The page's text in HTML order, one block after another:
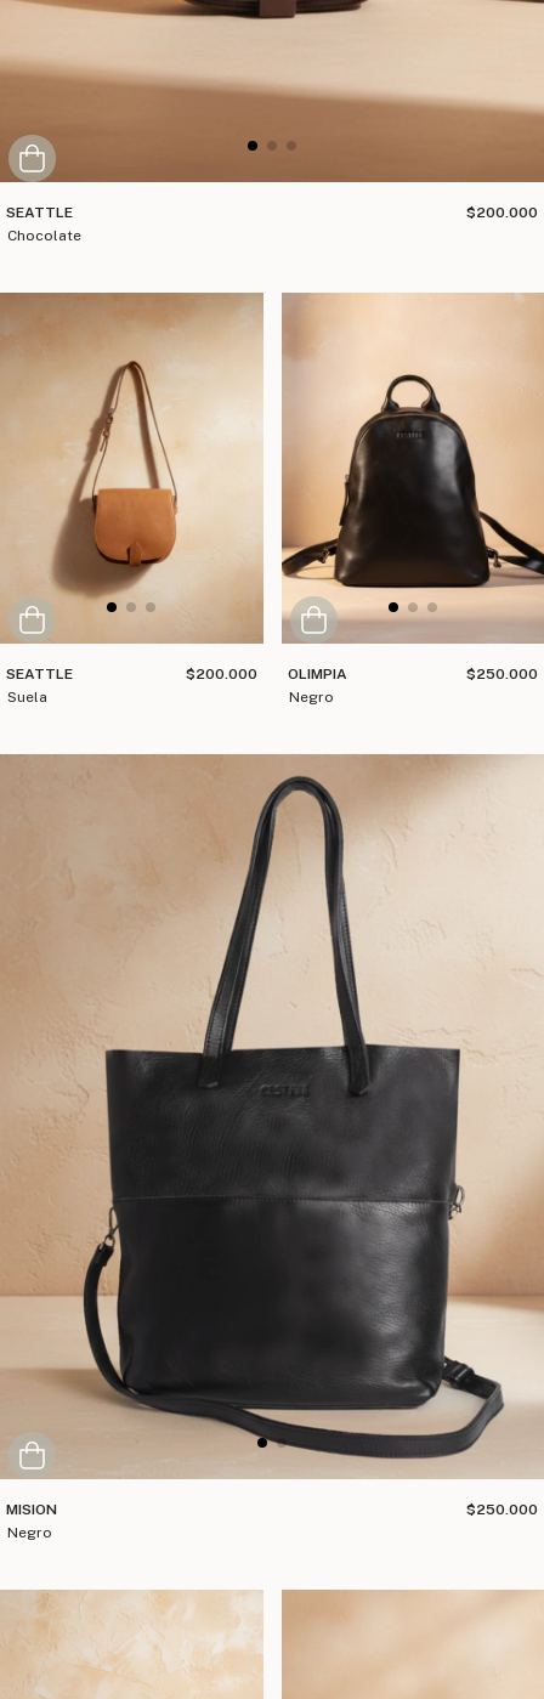
SEATTLE
chocolate
$200.000
SEATTLE
suela
$200.000
OLIMPIA
negro
$250.000
MISION
negro
$250.000